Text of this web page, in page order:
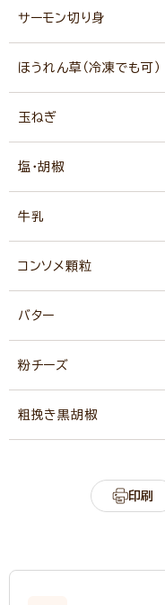
サーモン切り身
ほうれん草（冷凍でも可）
玉ねぎ
塩・胡椒
牛乳
コンソメ顆粒
バター
粉チーズ
粗挽き黒胡椒
印刷